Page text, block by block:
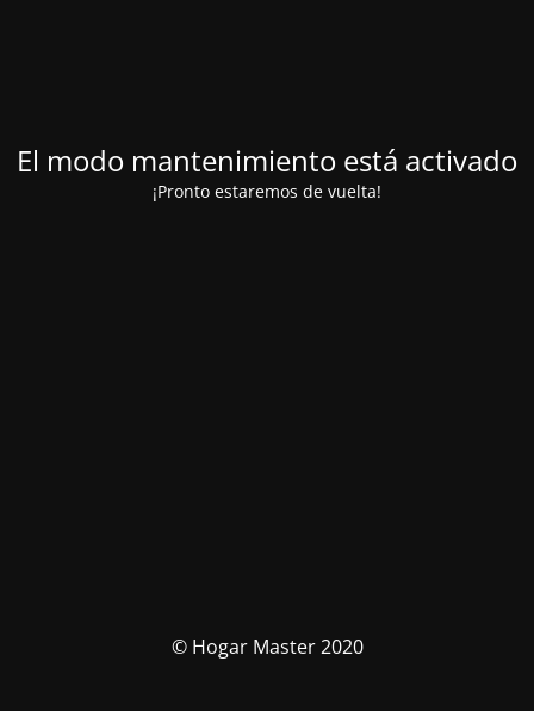
El modo mantenimiento está activado
¡Pronto estaremos de vuelta!
© Hogar Master 2020